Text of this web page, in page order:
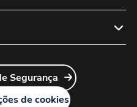
de Contato
Segurança
de cookies